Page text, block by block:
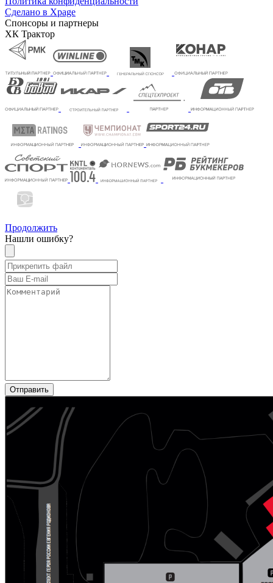
Сделано в Xpage
Спонсоры и партнеры
ХК Трактор
Продолжить
Нашли ошибку?